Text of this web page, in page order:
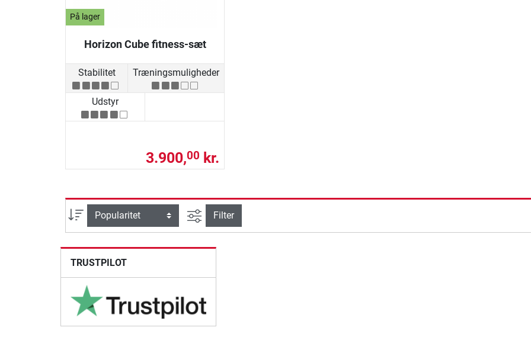
På lager
Horizon Cube fitness-sæt
Stabilitet Træningsmuligheder
Udstyr
3.900,00 kr.
sortering Avanceret søgning
Filter
TRUSTPILOT